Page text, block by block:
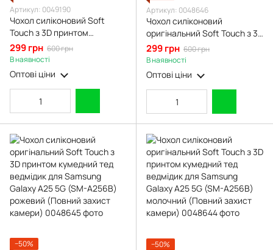
Артикул: 0049190
Чохол силіконовий Soft
Touch з 3D принтом
кумедний тед ведмідик для
Samsung Galaxy A25 5G (SM-
A256B) бордовий (Повний
захист камери)
299 грн 600 грн
В наявності
Оптові ціни
Артикул: 0048646
Чохол силіконовий
оригінальний Soft Touch з 3D
принтом кумедний тед
ведмідик для Samsung
Galaxy A25 5G (SM-A256B)
чорний (Повний захист
камери)
299 грн 600 грн
В наявності
Оптові ціни
−50%
−50%